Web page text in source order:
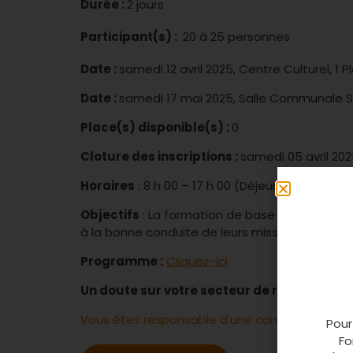
Durée : 2 jours
Participant(s) : 20 à 25 personnes
Date : samedi 12 avril 2025, Centre Culturel, 1
Date : samedi 17 mai 2025, Salle Communale
Place(s) disponible(s) : 0
Cloture des inscriptions : samedi 05 avril
Horaires : 8 h 00 – 17 h 00 (Déjeuner offert
Objectifs : La formation de base a pour
à la bonne conduite de leurs missions :
Programme : Cliquez-ici
Un doute sur votre secteur de
Vous êtes responsable d'une commune ?